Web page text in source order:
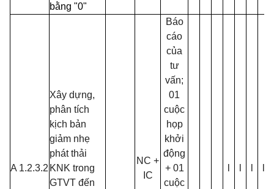
bằng "0"
A 1.2.3.2
Xây dựng,
phân tích
kịch bản
giảm nhẹ
phát thải
KNK trong
GTVT đến
NC +
IC
Báo
cáo
của
tư
vấn;
01
cuộc
họp
khởi
động
+ 01
cuộc